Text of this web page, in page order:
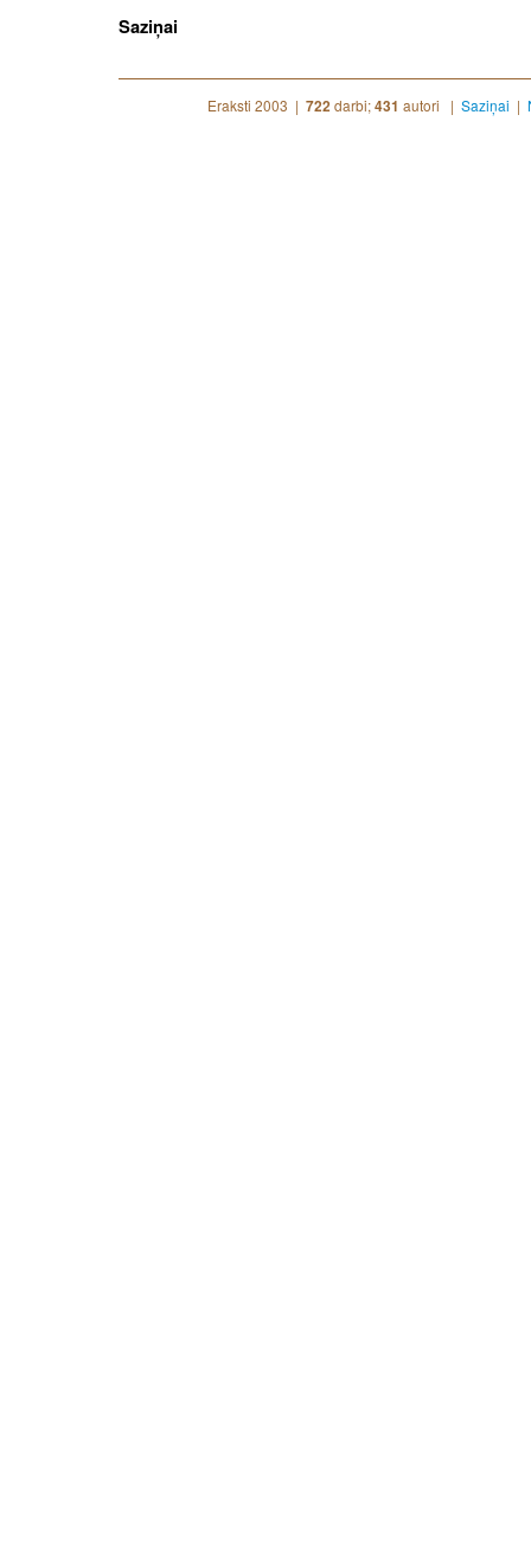
Saziņai
Eraksti 2003 | 722 darbi;431 autori | Saziņai |